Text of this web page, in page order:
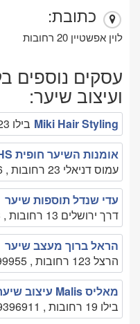
כתובת:
לוין אפשטיין 20 רחובות
עסקים נוספים
ועיצוב שיער:
Miki Hair Styling בילו 23 רחובות , 089362321
אומנות השיער חופית HS
עמוס דניאלי 23 רחובות , 0544313826
עדי שנדל תוספות שיער
דרך ירושלים 13 רחובות , 0528248383
הראל ברוך מעצב שיער
הרצל 123 רחובות , 0502899955
מאליס Malis עיצוב שיער וקוסמטיקה
בילו 19 רחובות , 089396911